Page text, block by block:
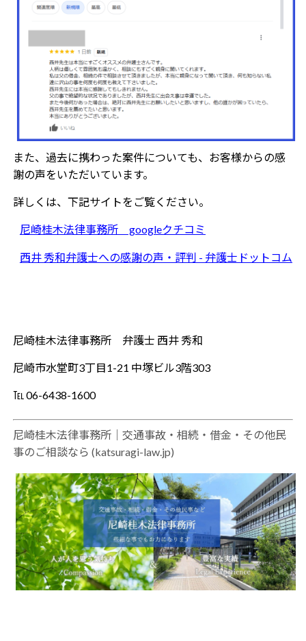
また、過去に携わった案件についても、お客様からの感
謝の声をいただいています。
詳しくは、下記サイトをご覧ください。
尼崎桂木法律事務所 googleクチコミ
西井 秀和弁護士への感謝の声・評判 - 弁護士ドットコム
尼崎桂木法律事務所 弁護士 西井 秀和
尼崎市水堂町3丁目1-21 中塚ビル3階303
℡ 06-6438-1600
尼崎桂木法律事務所｜交通事故・相続・借金・その他民
事のご相談なら (katsuragi-law.jp)